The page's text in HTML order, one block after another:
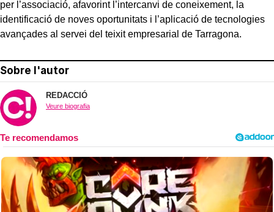
per l’associació, afavorint l’intercanvi de coneixement, la
identificació de noves oportunitats i l’aplicació de tecnologies
avançades al servei del teixit empresarial de Tarragona.
Sobre l'autor
REDACCIÓ
Veure biografia